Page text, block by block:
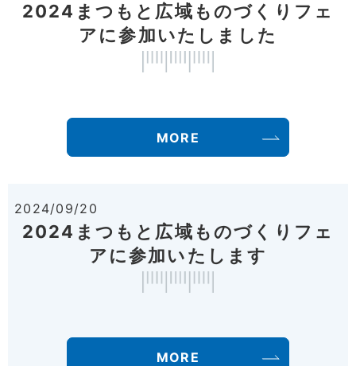
2024まつもと広域ものづくりフェ
アに参加いたしました
MORE
2024/09/20
2024まつもと広域ものづくりフェ
アに参加いたします
MORE